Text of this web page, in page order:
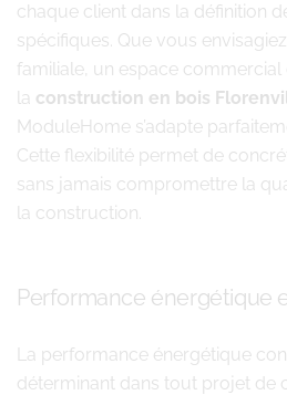
chaque client dans la définition
spécifiques. Que vous
familiale, un espace commercial
la construction en bois
ModuleHome s’adapte
Cette flexibilité permet de
sans jamais compromettre la
la construction.
Performance énergétique
La performance énergétique
déterminant dans tout projet de